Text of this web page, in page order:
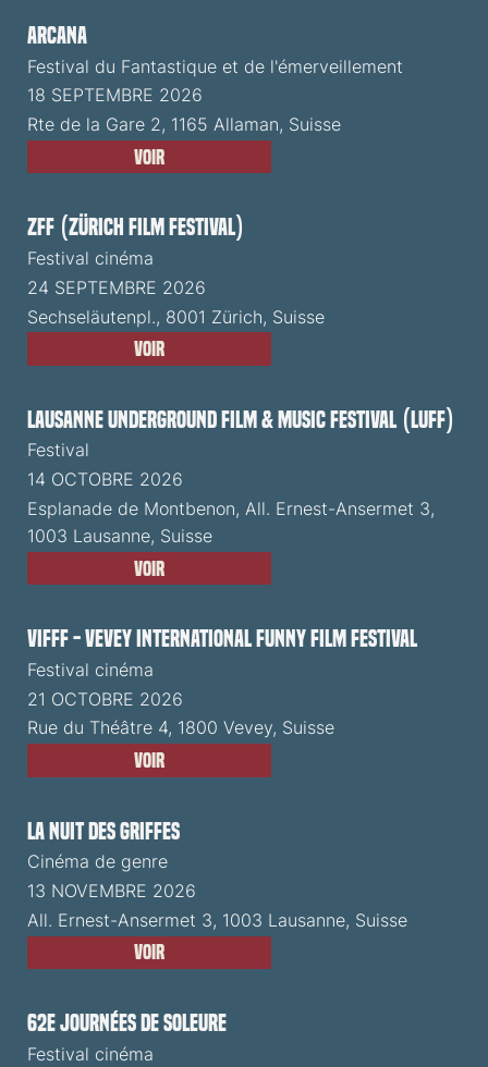
ARCANA
Festival du Fantastique et de l'émerveillement
18 SEPTEMBRE 2026
Rte de la Gare 2, 1165 Allaman, Suisse
Voir
ZFF (Zürich Film Festival)
Festival cinéma
24 SEPTEMBRE 2026
Sechseläutenpl., 8001 Zürich, Suisse
Voir
Lausanne Underground Film & Music Festival (LUFF)
Festival
14 OCTOBRE 2026
Esplanade de Montbenon, All. Ernest-Ansermet 3,
1003 Lausanne, Suisse
Voir
VIFFF - Vevey International Funny Film Festival
Festival cinéma
21 OCTOBRE 2026
Rue du Théâtre 4, 1800 Vevey, Suisse
Voir
La Nuit des Griffes
Cinéma de genre
13 NOVEMBRE 2026
All. Ernest-Ansermet 3, 1003 Lausanne, Suisse
Voir
62e Journées de Soleure
Festival cinéma